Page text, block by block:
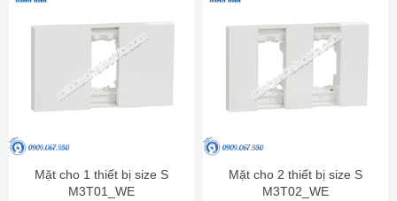
Mặt cho 1 thiết bị size S
M3T01_WE
Mặt cho 2 thiết bị size S
M3T02_WE